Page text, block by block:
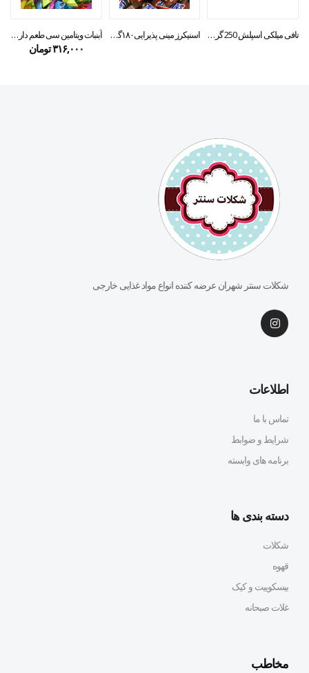
تافی میلکی اسپلش 250 گرمیroshen اسنیکرز مینی پذیرایی۱۸۰گرمی آبنبات ویتامین سی طعم دار میوه ای ۲۰۰ گرمی
۳۱۶,۰۰۰تومان
شکلات سنتر شهران عرضه کننده انواع مواد غذایی خارجی
اطلاعات
تماس با ما
شرایط و ضوابط
برنامه های وابسته
دسته بندی ها
شکلات
قهوه
بیسکوییت و کیک
غلات صبحانه
مخاطب